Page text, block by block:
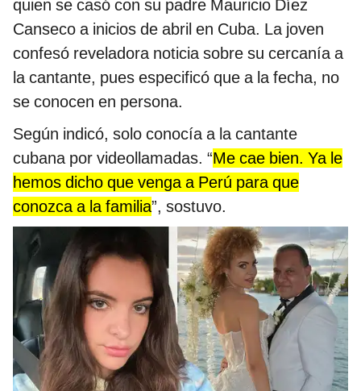
quien se casó con su padre Mauricio Díez
Canseco a inicios de abril en Cuba. La joven
confesó reveladora noticia sobre su cercanía a
la cantante, pues especificó que a la fecha, no
se conocen en persona.
Según indicó, solo conocía a la cantante
cubana por videollamadas. “Me cae bien. Ya le
hemos dicho que venga a Perú para que
conozca a la familia”, sostuvo.